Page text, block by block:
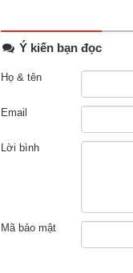
Ý kiến bạn đọc
Họ & tên
Email
Lời bình
Mã bảo mật